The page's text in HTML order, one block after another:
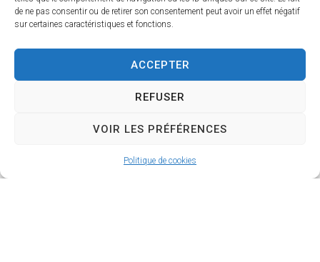
de ne pas consentir ou de retirer son consentement peut avoir un effet négatif
sur certaines caractéristiques et fonctions.
ACCEPTER
REFUSER
VOIR LES PRÉFÉRENCES
Politique de cookies
CHEZ LINE MAZENS 2 RUE
GRAULHET
06 50 52 28 49
Nom du président : CASALS MARIE-
06 23 17 39 34